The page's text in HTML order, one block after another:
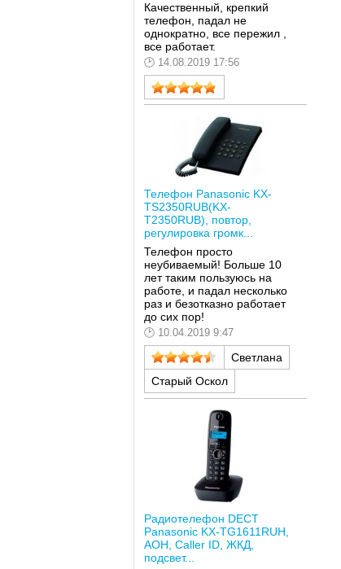
Качественный, крепкий
телефон, падал не
однократно, все пережил ,
все работает.
14.08.2019 17:56
Телефон Panasonic KX-
TS2350RUB(KX-
T2350RUB), повтор,
регулировка громк...
Телефон просто
неубиваемый! Больше 10
лет таким пользуюсь на
работе, и падал несколько
раз и безотказно работает
до сих пор!
10.04.2019 9:47
Светлана
Старый Оскол
Радиотелефон DECT
Panasonic KX-TG1611RUH,
AOH, Caller ID, ЖКД,
подсвет...